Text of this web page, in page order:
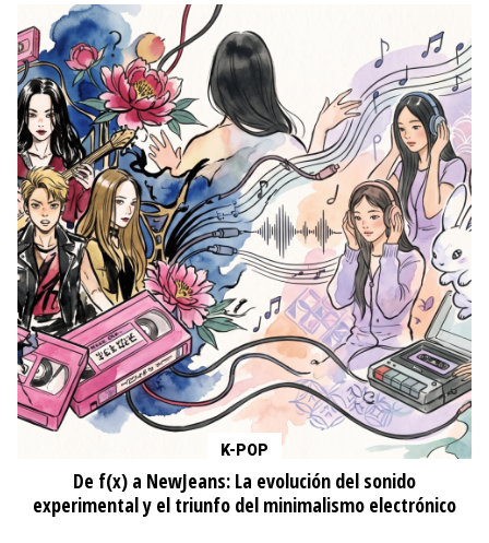
K-POP
De f(x) a NewJeans: La evolución del sonido
experimental y el triunfo del minimalismo electrónico